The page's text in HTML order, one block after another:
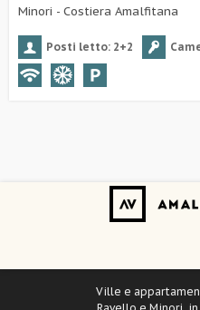
Minori - Costiera Amalfitana
Posti letto: 2+2
Ville e